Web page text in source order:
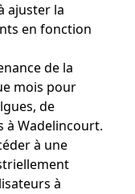
ajuster la
en fonction
de la
mois pour
de
à Wadelincourt.
à une
à